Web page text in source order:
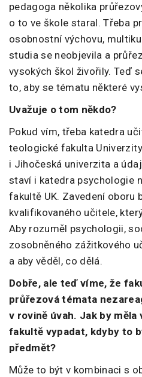
pedagoga několika
o to ve škole staral. Třeba
osobnostní výchovu,
studia se neobjevila a
vysokých škol živořily. Teď
to, aby se tématu některé
Uvažuje o tom někdo?
Pokud vím, třeba katedra
teologické fakulta
i Jihočeská univerzita a
staví i katedra psychologie
fakultě UK. Zavedení oboru
kvalifikovaného učitele,
Aby rozuměl psychologii,
zosobněného zážitkového
a aby věděl, co dělá.
Dobře, ale teď víme, že
průřezová témata
v rovině úvah. Jak by
fakultě vypadat, kdyby to
předmět?
Může to být v kombinaci s